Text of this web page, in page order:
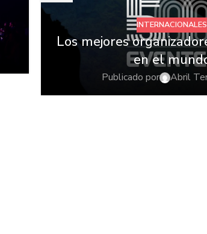
INTERNACIONALES
Los mejores
en el
Publicado por Abril